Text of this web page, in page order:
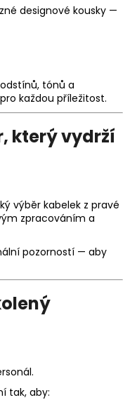
designové kousky —
tónů a
každou příležitost.
který vydrží
výběr kabelek z pravé
zpracováním a
pozorností — aby
tak, aby: